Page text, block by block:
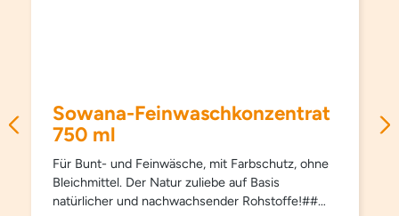
Sowana-Feinwaschkonzentrat
750 ml
Für Bunt- und Feinwäsche, mit Farbschutz, ohne
Bleichmittel. Der Natur zuliebe auf Basis
natürlicher und nachwachsender Rohstoffe!##